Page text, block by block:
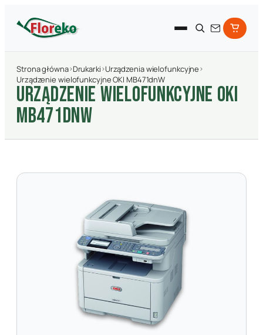
Strona główna›Drukarki›Urządzenia wielofunkcyjne›
Urządzenie wielofunkcyjne OKI MB471dnW
URZąDZENIE WIELOFUNKCYJNE OKI
MB471DNW